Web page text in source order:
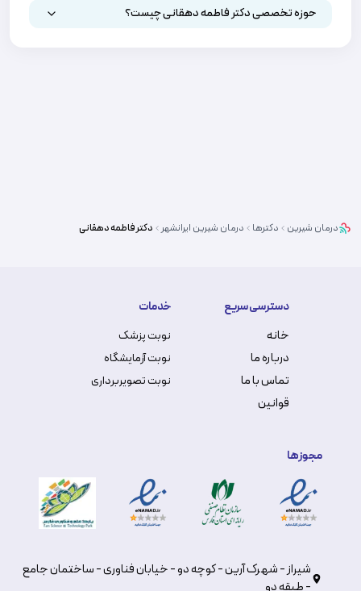
حوزه تخصصی دکتر فاطمه دهقانی چیست؟
درمان شیرین دکترها درمان شیرین ایرانشهر دکترفاطمه دهقانی
دسترسی سریع
خانه
درباره ما
تماس با ما
قوانین
خدمات
نوبت پزشک
نوبت آزمایشگاه
نوبت تصویربرداری
مجوزها
شیراز - شهرک آرین - کوچه دو - خیابان فناوری - ساختمان جامع